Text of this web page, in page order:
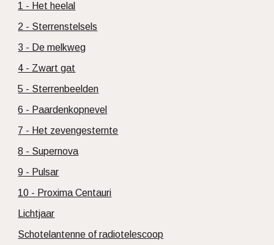
1 - Het heelal
2 - Sterrenstelsels
3 - De melkweg
4 - Zwart gat
5 - Sterrenbeelden
6 - Paardenkopnevel
7 - Het zevengesternte
8 - Supernova
9 - Pulsar
10 - Proxima Centauri
Lichtjaar
Schotelantenne of radiotelescoop